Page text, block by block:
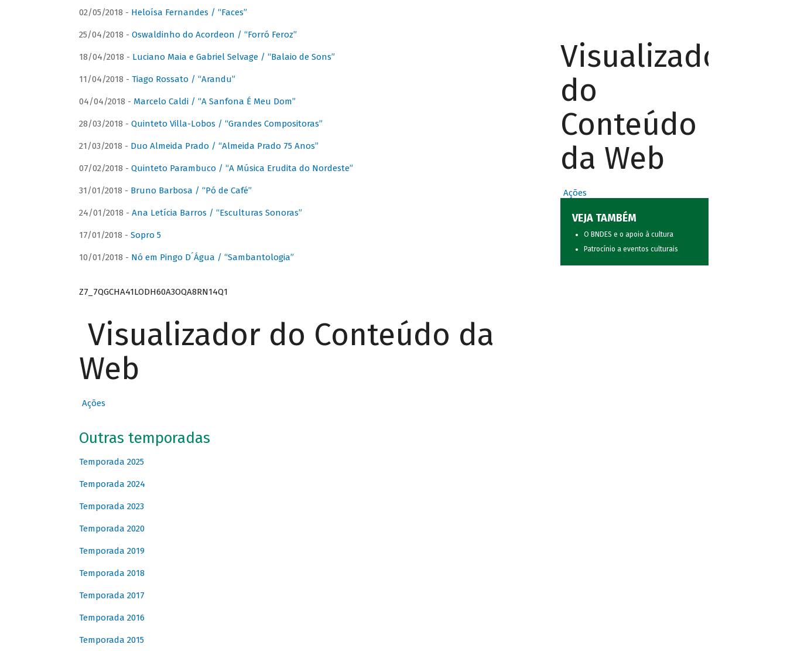
02/05/2018 - Heloísa Fernandes / “Faces”
25/04/2018 - Oswaldinho do Acordeon / “Forró Feroz”
18/04/2018 - Luciano Maia e Gabriel Selvage / “Balaio de Sons”
11/04/2018 - Tiago Rossato / “Arandu”
04/04/2018 - Marcelo Caldi / “A Sanfona É Meu Dom”
28/03/2018 - Quinteto Villa-Lobos / “Grandes Compositoras”
21/03/2018 - Duo Almeida Prado / “Almeida Prado 75 Anos”
07/02/2018 - Quinteto Parambuco / “A Música Erudita do Nordeste”
31/01/2018 - Bruno Barbosa / “Pó de Café”
24/01/2018 - Ana Letícia Barros / “Esculturas Sonoras”
17/01/2018 - Sopro 5
10/01/2018 - Nó em Pingo D´Água / “Sambantologia”
Z7_7QGCHA41LODH60A3OQA8RN14Q1
Visualizador do Conteúdo da
Web
Ações
Outras temporadas
Temporada 2025
Temporada 2024
Temporada 2023
Temporada 2020
Temporada 2019
Temporada 2018
Temporada 2017
Temporada 2016
Temporada 2015
Visualizador
do
Conteúdo
da Web
Ações
VEJA TAMBÉM
O BNDES e o apoio à cultura
Patrocínio a eventos culturais